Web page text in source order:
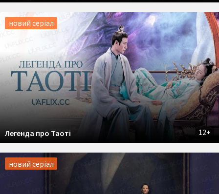
новий серіал
12+
Легенда про Таоті
новий серіал